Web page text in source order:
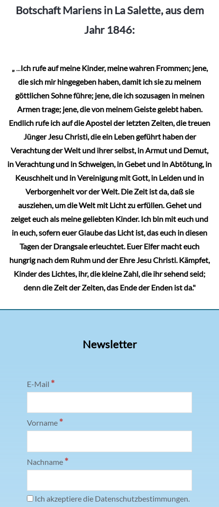
auf.
auf
der
Produktseite
gewählt
werden
Botschaft Mariens in La Salette, aus dem
Jahr 1846:
„...Ich rufe auf meine Kinder, meine wahren Frommen; jene,
die sich mir hingegeben haben, damit ich sie zu meinem
göttlichen Sohne führe; jene, die ich sozusagen in meinen
Armen trage; jene, die von meinem Geiste gelebt haben.
Endlich rufe ich auf die Apostel der letzten Zeiten, die treuen
Jünger Jesu Christi, die ein Leben geführt haben der
Verachtung der Welt und ihrer selbst, in Armut und Demut,
in Verachtung und in Schweigen, in Gebet und in Abtötung, in
Keuschheit und in Vereinigung mit Gott, in Leiden und in
Verborgenheit vor der Welt. Die Zeit ist da, daß sie
ausziehen, um die Welt mit Licht zu erfüllen. Gehet und
zeiget euch als meine geliebten Kinder. Ich bin mit euch und
in euch, sofern euer Glaube das Licht ist, das euch in diesen
Tagen der Drangsale erleuchtet. Euer Eifer macht euch
hungrig nach dem Ruhm und der Ehre Jesu Christi. Kämpfet,
Kinder des Lichtes, ihr, die kleine Zahl, die ihr sehend seid;
denn die Zeit der Zeiten, das Ende der Enden ist da."
Newsletter
E-Mail *
Vorname *
Nachname *
Ich akzeptiere die Datenschutzbestimmungen.